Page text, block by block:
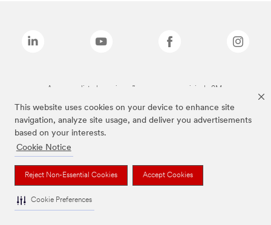
This website uses cookies on your device to enhance site
navigation, analyze site usage, and deliver you advertisements
based on your interests.
Cookie Notice
Reject Non-Essential Cookies Accept Cookies
Cookie Preferences
As marcas listadas a cima são marcas comerciais da 3M.